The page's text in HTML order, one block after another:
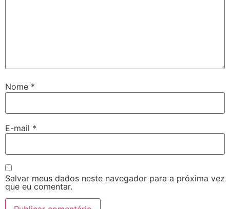
Nome *
E-mail *
Salvar meus dados neste navegador para a próxima vez
que eu comentar.